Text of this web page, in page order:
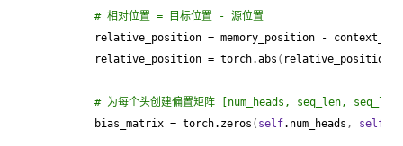
# 相对位置 = 目标位置 - 源位置
relative_position = memory_position -
relative_position = torch.abs ( relative_position
# 为每个头创建偏置矩阵 [num_heads, seq_len, seq_len]
bias_matrix = torch. zeros ( self. num_heads , self